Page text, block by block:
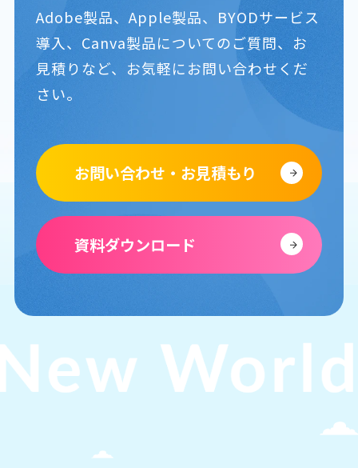
Adobe製品、Apple製品、BYODサービス
導入、Canva製品についてのご質問、お
見積りなど、お気軽にお問い合わせくだ
さい。
お問い合わせ・お見積もり
資料ダウンロード